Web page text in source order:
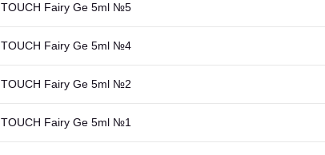
TOUCH Fairy Ge 5ml №5
TOUCH Fairy Ge 5ml №4
TOUCH Fairy Ge 5ml №2
TOUCH Fairy Ge 5ml №1